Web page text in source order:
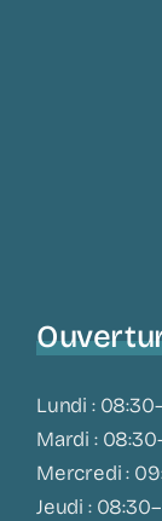
Lundi :
Mardi :
Mercredi :
Jeudi :